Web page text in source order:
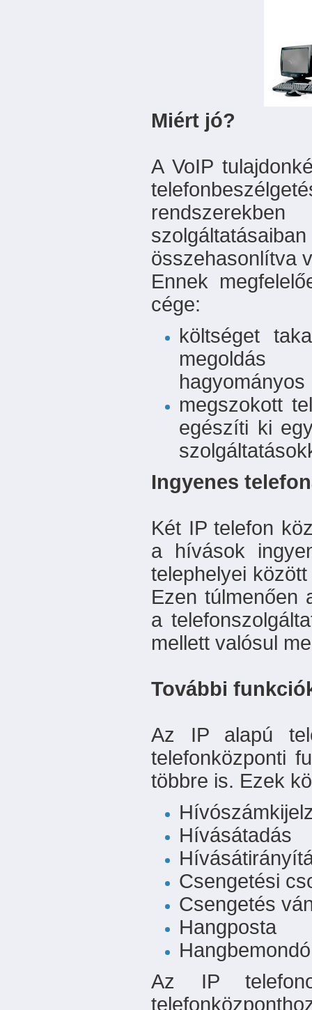
Miért jó?
A VoIP
összehasonlítva
Ennek
cége:
költséget
megoldás
megszokott
egészíti ki
Ingyenes
Két IP telefon
a hívások
telephelyei
Ezen túlmenően
a
mellett valósul
További
Az IP alapú
telefonközponti
többre is. Ezek
Hívásátadás
Csengetési
Csengetés
Hangposta
Az IP